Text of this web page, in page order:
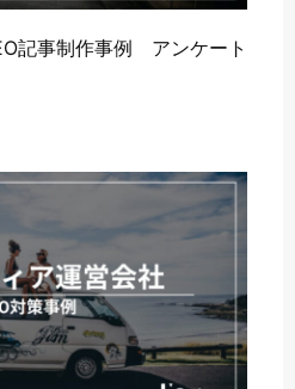
記事制作事例 アンケート